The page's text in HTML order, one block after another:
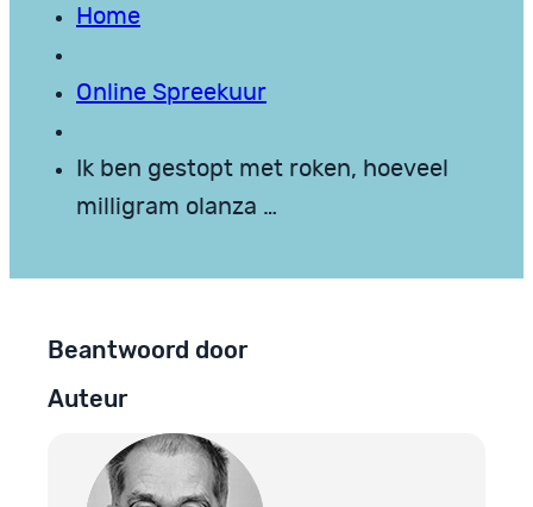
Home
Online Spreekuur
Ik ben gestopt met roken, hoeveel
milligram olanza …
Beantwoord door
Auteur